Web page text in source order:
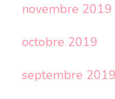
novembre 2019
octobre 2019
septembre 2019